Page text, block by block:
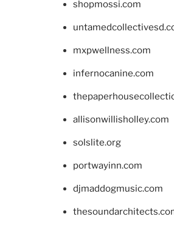
shopmossi.com
mxpwellness.com
infernocanine.com
allisonwillisholley.com
solslite.org
portwayinn.com
djmaddogmusic.com